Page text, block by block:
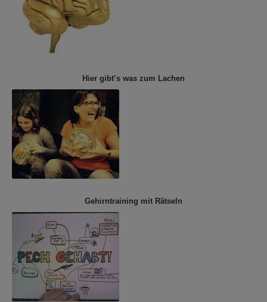
Hier gibt’s was zum Lachen
Gehirntraining mit Rätseln